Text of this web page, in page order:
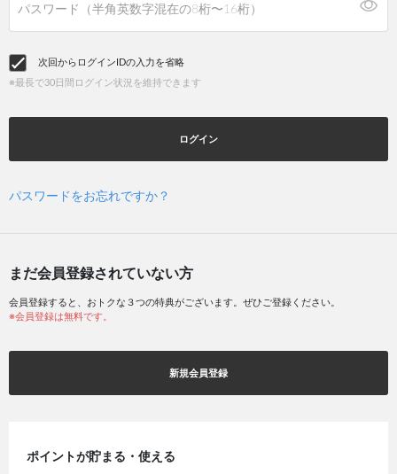
次回からログインIDの入力を省略
※最長で30日間ログイン状況を維持できます
ログイン
パスワードをお忘れですか？
まだ会員登録されていない方
会員登録すると、おトクな３つの特典がございます。ぜひご登録ください。
※会員登録は無料です。
新規会員登録
ポイントが貯まる・使える